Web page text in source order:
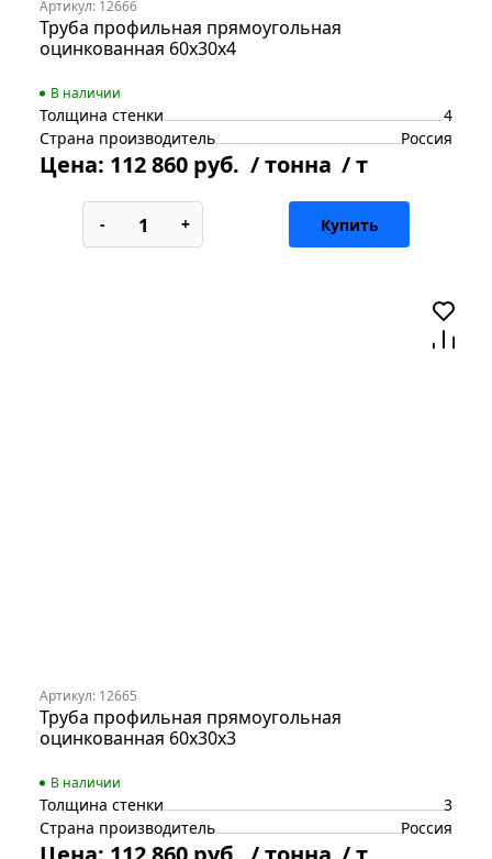
Артикул: 12666
Труба профильная прямоугольная
оцинкованная 60х30х4
В наличии
Толщина стенки
4
Страна производитель
Россия
Цена: 112 860 руб. / тонна / т
- + Купить
Артикул: 12665
Труба профильная прямоугольная
оцинкованная 60х30х3
В наличии
Толщина стенки
3
Страна производитель
Россия